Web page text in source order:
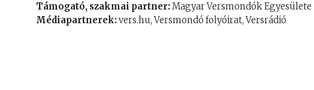
Támogató, szakmai partner:Magyar Versmondók Egyesülete
Médiapartnerek:vers.hu, Versmondó folyóirat, Versrádió